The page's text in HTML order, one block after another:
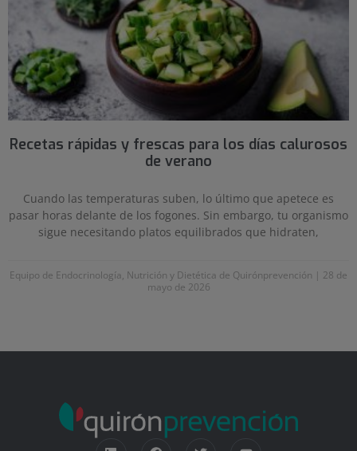
Recetas rápidas y frescas para los días calurosos
de verano
Equipo de Endocrinología, Nutrición y Dietética de Quirónprevención
28 de
mayo de 2026
Cuando las temperaturas suben, lo último que apetece es
pasar horas delante de los fogones. Sin embargo, tu organismo
sigue necesitando platos equilibrados que hidraten,